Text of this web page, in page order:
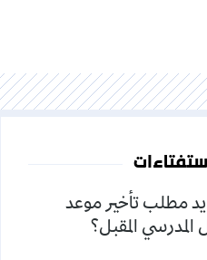
مطلب تأخير موعد
المدرسي المقبل؟